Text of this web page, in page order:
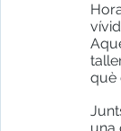
què